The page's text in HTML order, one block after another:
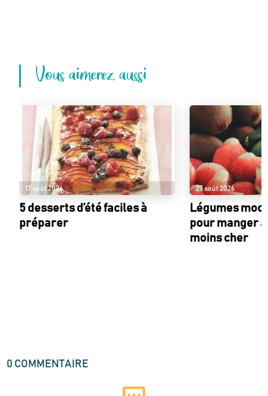
Vous aimerez aussi
17 août 2026
5 desserts d’été faciles à
préparer
27 août 2026
Légumes
pour manger
moins cher
0 COMMENTAIRE